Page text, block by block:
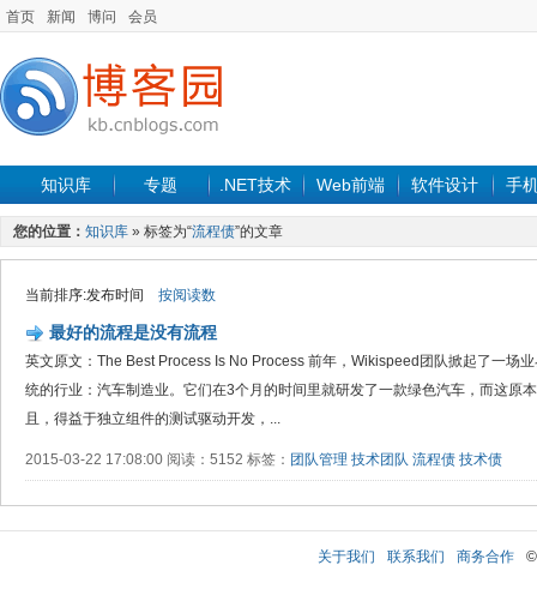
首页 新闻 博问 会员
知识库 专题 .NET技术 Web前端 软件设计 手
您的位置： 知识库 » 标签为“流程债”的文章
当前排序:发布时间 按阅读数
最好的流程是没有流程
英文原文：The Best Process Is No Process 前年，Wikispeed团队掀起了一场
统的行业：汽车制造业。它们在3个月的时间里就研发了一款绿色汽车，而这原
且，得益于独立组件的测试驱动开发，...
2015-03-22 17:08:00 阅读：5152 标签： 团队管理 技术团队 流程债 技术债
关于我们 联系我们 商务合作